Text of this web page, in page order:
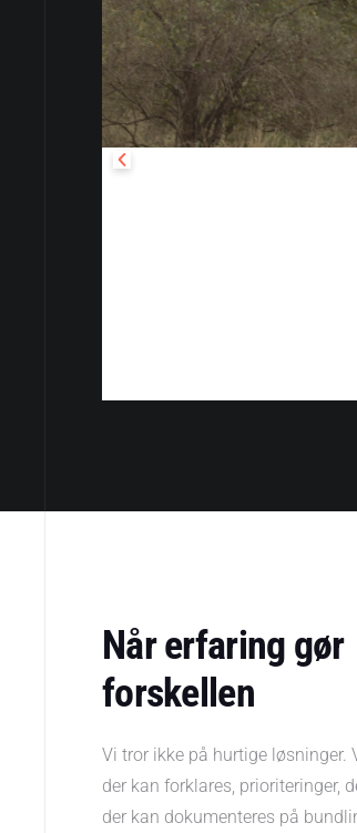
Når erfaring gør
forskellen
Vi tror ikke på hurtige løsninger.
der kan forklares, prioriteringer,
der kan dokumenteres på